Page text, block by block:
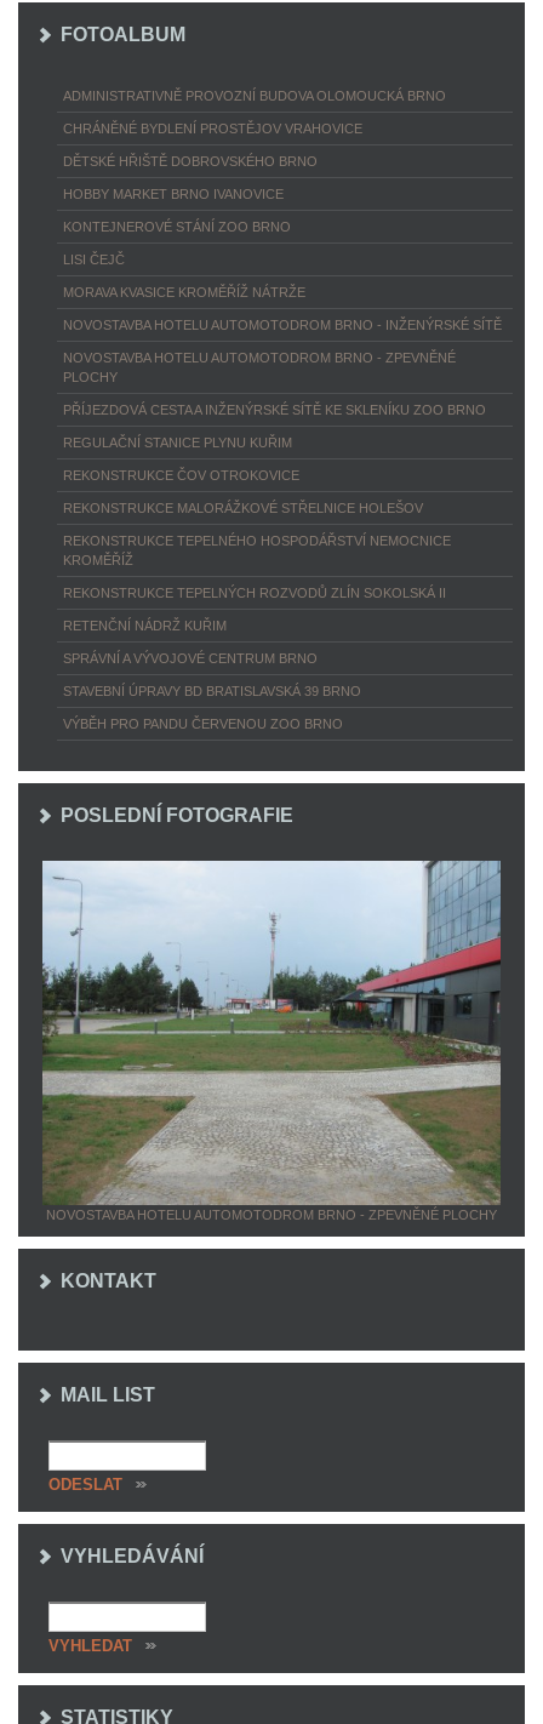
FOTOALBUM
ADMINISTRATIVNĚ PROVOZNÍ BUDOVA OLOMOUCKÁ BRNO
CHRÁNĚNÉ BYDLENÍ PROSTĚJOV VRAHOVICE
DĚTSKÉ HŘIŠTĚ DOBROVSKÉHO BRNO
HOBBY MARKET BRNO IVANOVICE
KONTEJNEROVÉ STÁNÍ ZOO BRNO
LISI ČEJČ
MORAVA KVASICE KROMĚŘÍŽ NÁTRŽE
NOVOSTAVBA HOTELU AUTOMOTODROM BRNO - INŽENÝRSKÉ SÍTĚ
NOVOSTAVBA HOTELU AUTOMOTODROM BRNO - ZPEVNĚNÉ
PLOCHY
PŘÍJEZDOVÁ CESTA A INŽENÝRSKÉ SÍTĚ KE SKLENÍKU ZOO BRNO
REGULAČNÍ STANICE PLYNU KUŘIM
REKONSTRUKCE ČOV OTROKOVICE
REKONSTRUKCE MALORÁŽKOVÉ STŘELNICE HOLEŠOV
REKONSTRUKCE TEPELNÉHO HOSPODÁŘSTVÍ NEMOCNICE
KROMĚŘÍŽ
REKONSTRUKCE TEPELNÝCH ROZVODŮ ZLÍN SOKOLSKÁ II
RETENČNÍ NÁDRŽ KUŘIM
SPRÁVNÍ A VÝVOJOVÉ CENTRUM BRNO
STAVEBNÍ ÚPRAVY BD BRATISLAVSKÁ 39 BRNO
VÝBĚH PRO PANDU ČERVENOU ZOO BRNO
POSLEDNÍ FOTOGRAFIE
NOVOSTAVBA HOTELU AUTOMOTODROM BRNO - ZPEVNĚNÉ PLOCHY
KONTAKT
MAIL LIST
VYHLEDÁVÁNÍ
STATISTIKY